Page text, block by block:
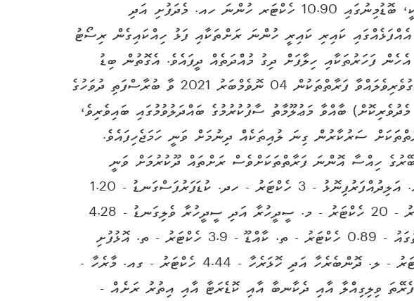
އިންވެސްޓްމަންޓް ފޯރަމްގައެވެ. އަލަށް ބީލަމަށް ހުޅުވާލި ރަށްތަކުގައި ހިމެނޭ ހއ. އަތޮޅުގެ 2 ރަށަކީ، ބޮޑުމިނުގައި 10.90 ހެކްޓަރ ހުންނަ ހއ. މެދަފުށި އަދި
އެއްފަޅެއްގައި ކައިރި ކައިރީ ހުންނަ ރަށްތަކާއި ފަޅު ހިއްކައިގެން ރިސޯޓު
ފަހަރުތަކާއި ހިލާފަށް ދިގު މުއްދަތެއް ދީފައެވެ. އެގޮތުން ބިޑު
ހުށަހެޅުމުގެ ފުރުސަތު ވަނީ އަންނަ އަހަރުގެ ފެބްރުއަރީމަހުގެ ނިޔަލަށް ހުޅުވާލާފައެވެ. މިކަމަށް ޝައުގުވެރިވެލައްވާ ފަރާތްތަކުން 04 ނޮވެމްބަރު 2021 ވާ ބުރާސްފަތި ދުވަހުގެ
ބުރާސްފަތި ދުވަހުގެ 10:00 ގައިވަރޗުއަލްކޮށް (ޒޫމް މެދުވެރިކޮށް) ބާއްވާ މަޢުލޫމާތު ސާފުކުރުމުގެ ބައްދަލުވުމުގައި ބައިވެރިވެ،
ސަރުކާރުން ގިނަ ލުއިތަކެއް ދިނުމަށް ވަނީ ހަމަޖެހިފައެވެ.
އެތެރެކުރާ މުދަލުން ނަގާ ޑިއުޓީ ކުޑަކުރުމާއި، 100 އިންސައްތަ ބޭރުގެ ހިއްސާ އޮންނަ ފަރާތްތަކަށްވެސް ރަށްތައް ދޫކުރުމަށް ވަނީ
ހަމަޖެހިފައެވެ. ރިސޯޓު ތަރައްގީކުރަން ހުޅުވާލި ރަށްތައް - ހއ. މެދަފުށި - 10.90 ހެކްޓަރު - ހއ. އަލިދުއްފަރުފިނޮޅު - 3 ހެކްޓަރު - ހދ. ކުޑަފަރުފަސްގަނޑު - 1.20
ހެކްޓަރު - ށ. ކުޑަޅައިމެންދޫ - 14.70 ހެކްޓަރު - ރ. އެއްތިގިލި އަދި އަލިފުށި ފަޅުން 10 ހެކްޓަރު - 20 ހެކްޓަރު - މ. ސީދީހުރާ އަދި ސީދީހުރާ ވެލިގަނޑު - 4.28
ހެކްޓަރު - މ. މާއުސްފުށި - 10.40 ހެކްޓަރު - ފ. އެނބުލުފުށި - 1.00 ހެކްޓަރު - ފ. ޖިންނަތުގައު - 0.89 ހެކްޓަރު - ތ. ކާއްޑޫ - 3.9 ހެކްޓަރު - ތ. އޮޅުފުށި
އަދި އޮޅުފުށިފިނޮޅު - 3.54 ހެކްޓަރު - ލ. ކަށިދޫ - 3.1 ހެކްޓަރު - ލ. ބޮޑުމުންޏަފުށި - 3 ހެކްޓަރު - ލ. ދޮންބެރެހާ އަދި ހޮޅަރެހާ - 4.44 ހެކްޓަރު - ގއ. މާރެހާ -
- 5 ހެކްޓަރު - ގދ. ކަނޑަހަލަގަލާ - 7.4 ހެކްޓަރު - ގދ. ފެރޭތަ ވިލިގިއްލާ އާއި ދެކާނބާ އާއި ކޮޑެރަޓާ އާއި އިތުރު ރަށެއް -